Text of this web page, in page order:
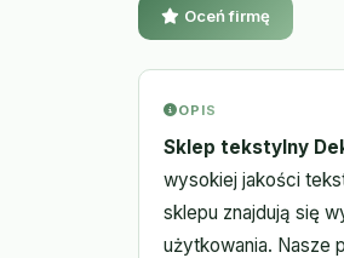
Oceń firmę
OPIS
Sklep tekstylny
wysokiej jakości
sklepu znajdują się
użytkowania. Nasze